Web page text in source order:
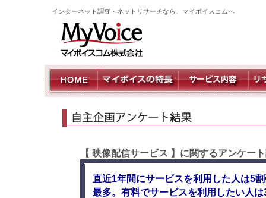
インターネット調査・ネットリサーチなら、マイボイスコムへ
【 映像配信サービス 】に関するアンケー
直近1年間にサービスを利用した人は5
最多。有料でサービスを利用したい人